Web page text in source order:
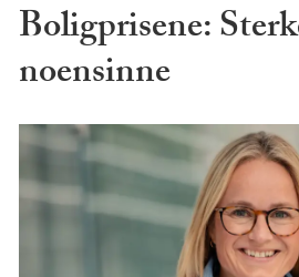
Boligprisene:
noensinne